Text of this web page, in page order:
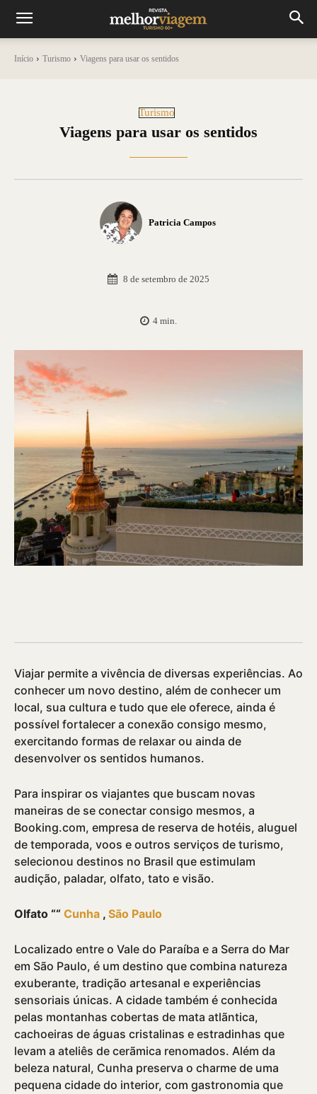
Início Turismo Viagens para usar os sentidos
Turismo
Viagens para usar os sentidos
Patricia Campos
8 de setembro de 2025
4 min.
Viajar permite a vivência de diversas experiências. Ao
conhecer um novo destino, além de conhecer um
local, sua cultura e tudo que ele oferece, ainda é
possí­vel fortalecer a conexão consigo mesmo,
exercitando formas de relaxar ou ainda de
desenvolver os sentidos humanos.
Para inspirar os viajantes que buscam novas
maneiras de se conectar consigo mesmos, a
Booking.com, empresa de reserva de hotéis, aluguel
de temporada, voos e outros serviços de turismo,
selecionou destinos no Brasil que estimulam
audição, paladar, olfato, tato e visão.
Olfato ““ Cunha , São Paulo
Localizado entre o Vale do Paraí­ba e a Serra do Mar
em São Paulo, é um destino que combina natureza
exuberante, tradição artesanal e experiências
sensoriais únicas. A cidade também é conhecida
pelas montanhas cobertas de mata atlãntica,
cachoeiras de águas cristalinas e estradinhas que
levam a ateliês de cerãmica renomados. Além da
beleza natural, Cunha preserva o charme de uma
pequena cidade do interior, com gastronomia que